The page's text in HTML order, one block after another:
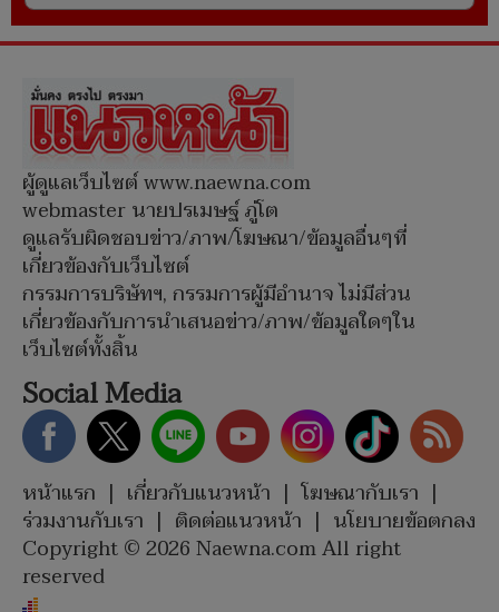
ผู้ดูแลเว็บไซต์ www.naewna.com
webmaster นายปรเมษฐ์ ภู่โต
ดูแลรับผิดชอบข่าว/ภาพ/โฆษณา/ข้อมูลอื่นๆที่
เกี่ยวข้องกับเว็บไซต์
กรรมการบริษัทฯ, กรรมการผู้มีอำนาจ ไม่มีส่วน
เกี่ยวข้องกับการนำเสนอข่าว/ภาพ/ข้อมูลใดๆใน
เว็บไซต์ทั้งสิ้น
Social Media
หน้าแรก | เกี่ยวกับแนวหน้า | โฆษณากับเรา |
ร่วมงานกับเรา | ติดต่อแนวหน้า | นโยบายข้อตกลง
Copyright © 2026 Naewna.com All right
reserved